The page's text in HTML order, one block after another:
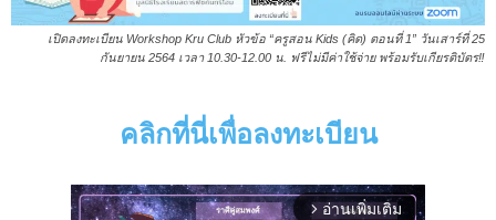
เปิดลงทะเบียน Workshop Kru Club หัวข้อ “ครูสอน Kids (คิด) ตอนที่ 1” วันเสาร์ที่ 25
กันยายน 2564 เวลา 10.30-12.00 น. ฟรีไม่มีค่าใช้จ่าย พร้อมรับเกียรติบัตร‼️
คลิกที่นี่เพื่อลงทะเบียน
arrow_forward_ios อ่านเพิ่มเติม